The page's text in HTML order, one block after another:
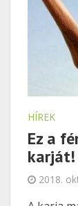
HÍREK
Ez a
karját!
2018.